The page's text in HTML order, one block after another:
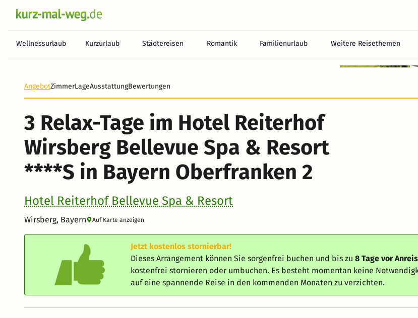
Wellnessurlaub Kurzurlaub Städtereisen Romantik Familienurlaub Weitere Reisethemen
Heute noch keine Zahlung erforderlich! Zahlen Sie bequem im Hotel.
AngebotZimmerLageAusstattungBewertungen
3 Relax-Tage im Hotel Reiterhof
Wirsberg Bellevue Spa & Resort
****S in Bayern Oberfranken 2
Hotel Reiterhof Bellevue Spa & Resort
Wirsberg, Bayern Auf Karte anzeigen
Jetzt kostenlos stornierbar!
Dieses Arrangement können Sie sorgenfrei buchen und bis zu8 Tage vor
kostenfrei stornieren oder umbuchen. Es besteht momentan keine
auf eine spannende Reise in den kommenden Monaten zu verzichten.